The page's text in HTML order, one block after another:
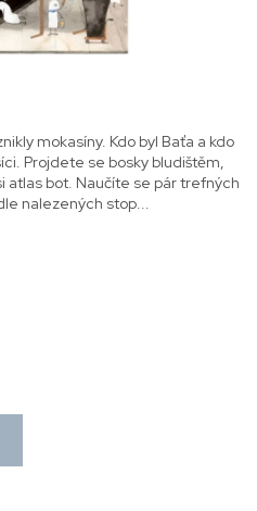
mokasíny. Kdo byl Baťa a kdo
Projdete se bosky bludištěm,
atlas bot. Naučíte se pár trefných
nalezených stop...